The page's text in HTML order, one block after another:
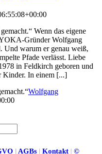
Wenn das eigene
Gründer Wolfgang
Und warum er genau weiß,
Pfade verlässt. Liebe
in Feldkirch geboren und
Kinder. In einem [...]
Wolfgang
| AGBs | Kontakt | ©